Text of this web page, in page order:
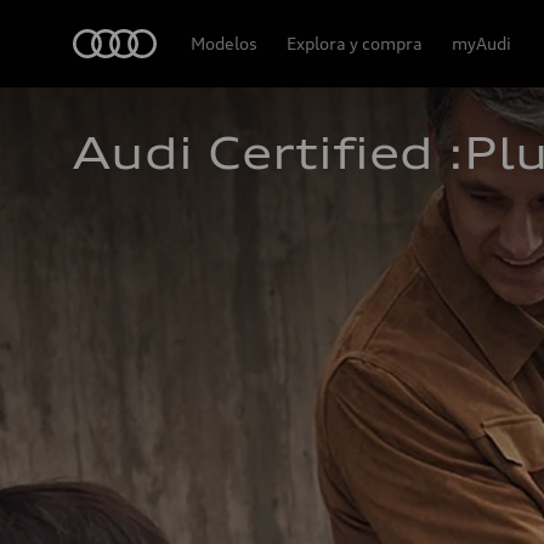
Modelos Explora y compra myAudi
Audi Certified